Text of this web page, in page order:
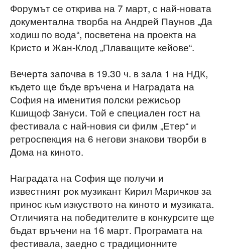
Форумът се открива на 7 март, с най-новата
документална творба на Андрей Паунов „Да
ходиш по вода“, посветена на проекта на
Кристо и Жан-Клод „Плаващите кейове“.
Вечерта започва в 19.30 ч. в зала 1 на НДК,
където ще бъде връчена и Наградата на
София на именития полски режисьор
Кшищоф Зануси. Той е специален гост на
фестивала с най-новия си филм „Етер“ и
ретроспекция на 6 негови знакови творби в
Дома на киното.
Наградата на София ще получи и
известният рок музикант Кирил Маричков за
принос към изкуството на киното и музиката.
Отличията на победителите в конкурсите ще
бъдат връчени на 16 март. Програмата на
фестивала, заедно с традиционните